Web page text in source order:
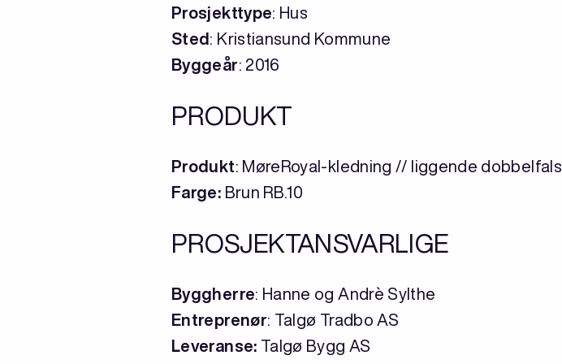
Prosjekttype: Hus
Sted : Kristiansund Kommune
Byggeår: 2016
PRODUKT
Produkt: MøreRoyal-kledning // liggende dobbelfals
Farge: Brun RB.10
PROSJEKTANSVARLIGE
Byggherre: Hanne og Andrè Sylthe
Entreprenør: Talgø Tradbo AS
Leveranse: Talgø Bygg AS